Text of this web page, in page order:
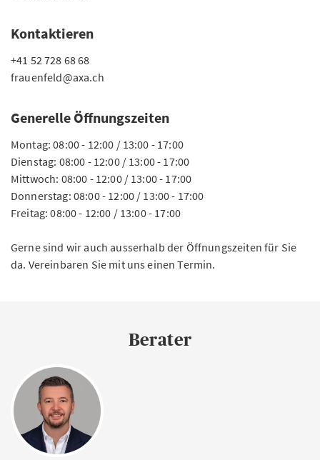
Kontaktieren
+41 52 728 68 68
frauenfeld@axa.ch
Generelle Öffnungszeiten
Montag: 08:00 - 12:00 / 13:00 - 17:00
Dienstag: 08:00 - 12:00 / 13:00 - 17:00
Mittwoch: 08:00 - 12:00 / 13:00 - 17:00
Donnerstag: 08:00 - 12:00 / 13:00 - 17:00
Freitag: 08:00 - 12:00 / 13:00 - 17:00
Gerne sind wir auch ausserhalb der Öffnungszeiten für Sie
da. Vereinbaren Sie mit uns einen Termin.
Berater